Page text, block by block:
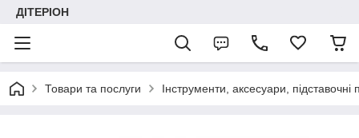
ДІТЕРІОН
Товари та послуги Інструменти, аксесуари, підставочні